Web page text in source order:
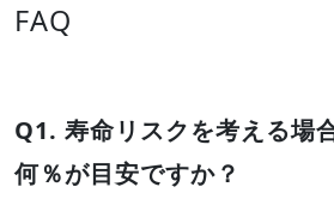
FAQ
Q1. 寿命リスクを考える場
何％が目安ですか？